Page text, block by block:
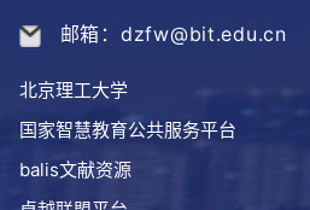
邮箱：dzfw@bit.edu.cn
北京理工大学
国家智慧教育公共服务平台
balis文献资源